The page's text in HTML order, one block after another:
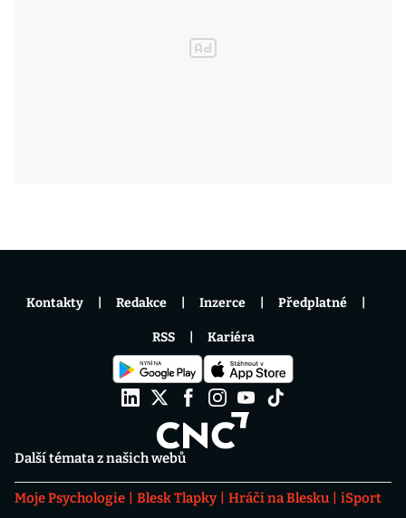
Další témata z našich webů
Moje Psychologie Blesk Tlapky Hráči na Blesku
iSport
Kontakty Redakce Inzerce Předplatné
RSS Kariéra